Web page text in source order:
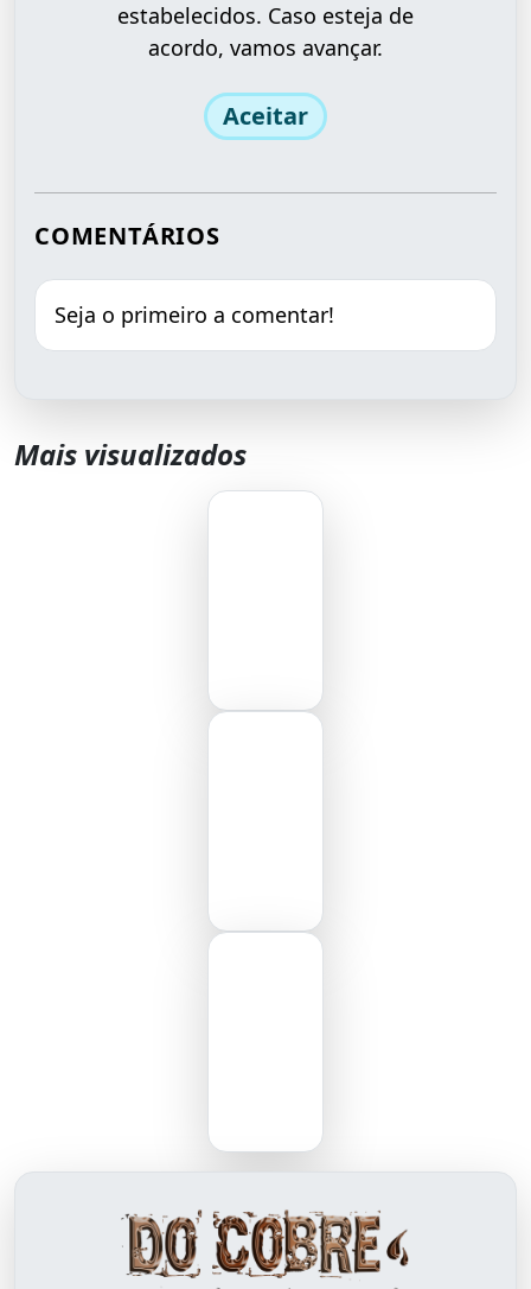
estabelecidos. Caso esteja de
acordo, vamos avançar.
Aceitar
COMENTÁRIOS
Seja o primeiro a comentar!
Mais visualizados